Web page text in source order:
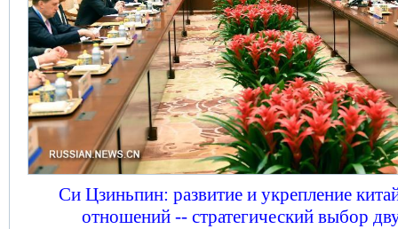
Си Цзиньпин: развитие и укрепление
отношений -- стратегический выбор